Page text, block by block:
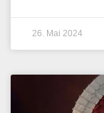
26. Mai 2024